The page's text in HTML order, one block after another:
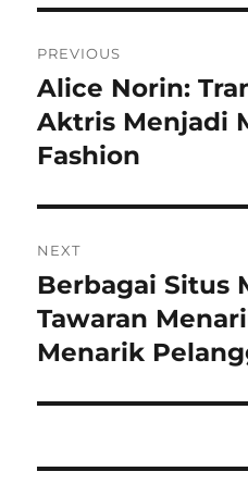
pos
PREVIOUS
Previous
post:
Alice Norin:
Aktris Menjadi
Fashion
NEXT
Next
post:
Berbagai Situs
Tawaran
Menarik